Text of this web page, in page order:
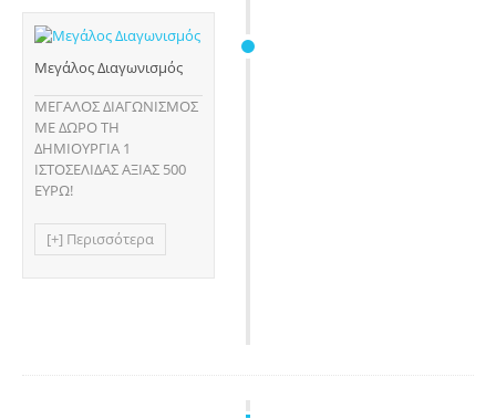
Μεγάλος Διαγωνισμός
ΜΕΓΑΛΟΣ ΔΙΑΓΩΝΙΣΜΟΣ
ΜΕ ΔΩΡΟ ΤΗ
ΔΗΜΙΟΥΡΓΙΑ 1
ΙΣΤΟΣΕΛΙΔΑΣ ΑΞΙΑΣ 500
ΕΥΡΩ!
[+] Περισσότερα